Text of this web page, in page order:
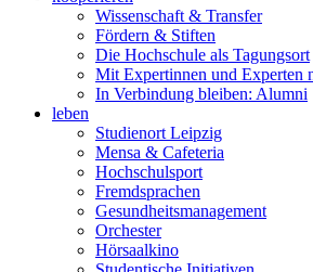
Wissenschaft & Transfer
Fördern & Stiften
Die Hochschule als Tagungsort
Mit Expertinnen und Experten
In Verbindung bleiben: Alumni
leben
Studienort Leipzig
Mensa & Cafeteria
Hochschulsport
Fremdsprachen
Gesundheitsmanagement
Orchester
Hörsaalkino